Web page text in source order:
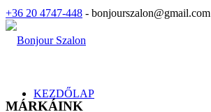
+36 20 4747-448 - bonjourszalon@gmail.com
KEZDŐLAP
MÁRKÁINK